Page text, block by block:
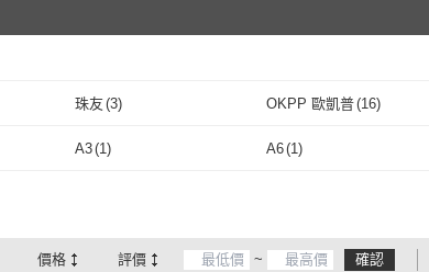
珠友(3) OKPP 歐凱普(16)
珠友
A3(1) A6(1)
價格 評價 ~ 確認